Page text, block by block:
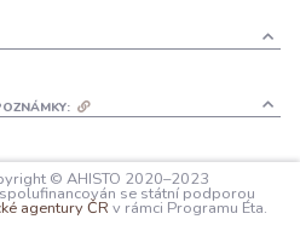
© AHISTO 2020–2023
se státní podporou
agentury ČR v rámci Programu Éta.